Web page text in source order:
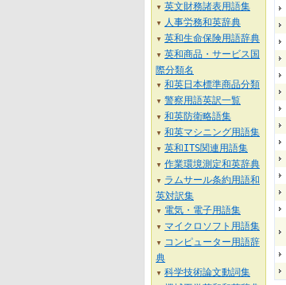
▼ 英文財務諸表用語集
▼ 人事労務和英辞典
▼ 英和生命保険用語辞典
▼ 英和商品・サービス国
際分類名
▼ 和英日本標準商品分類
▼ 警察用語英訳一覧
▼ 和英防衛略語集
▼ 和英マシニング用語集
▼ 英和ITS関連用語集
▼ 作業環境測定和英辞典
▼
ラムサール条約用語和
英対訳集
▼ 電気・電子用語集
▼ マイクロソフト用語集
▼
コンピューター用語辞
典
▼ 科学技術論文動詞集